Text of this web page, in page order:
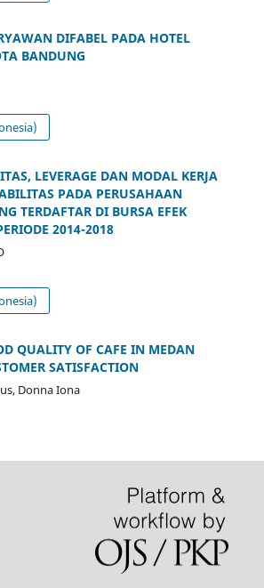
DIFABEL PADA HOTEL
BANDUNG
LEVERAGE DAN MODAL KERJA
PADA PERUSAHAAN
TERDAFTAR DI BURSA EFEK
2014-2018
QUALITY OF CAFE IN MEDAN
SATISFACTION
Donna Iona